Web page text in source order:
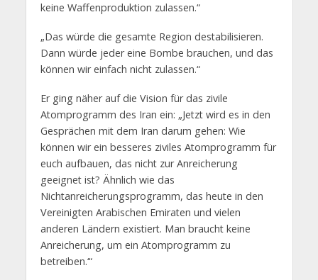
keine Waffenproduktion zulassen.“
„Das würde die gesamte Region destabilisieren.
Dann würde jeder eine Bombe brauchen, und das
können wir einfach nicht zulassen.“
Er ging näher auf die Vision für das zivile
Atomprogramm des Iran ein: „Jetzt wird es in den
Gesprächen mit dem Iran darum gehen: Wie
können wir ein besseres ziviles Atomprogramm für
euch aufbauen, das nicht zur Anreicherung
geeignet ist? Ähnlich wie das
Nichtanreicherungsprogramm, das heute in den
Vereinigten Arabischen Emiraten und vielen
anderen Ländern existiert. Man braucht keine
Anreicherung, um ein Atomprogramm zu
betreiben.‘“